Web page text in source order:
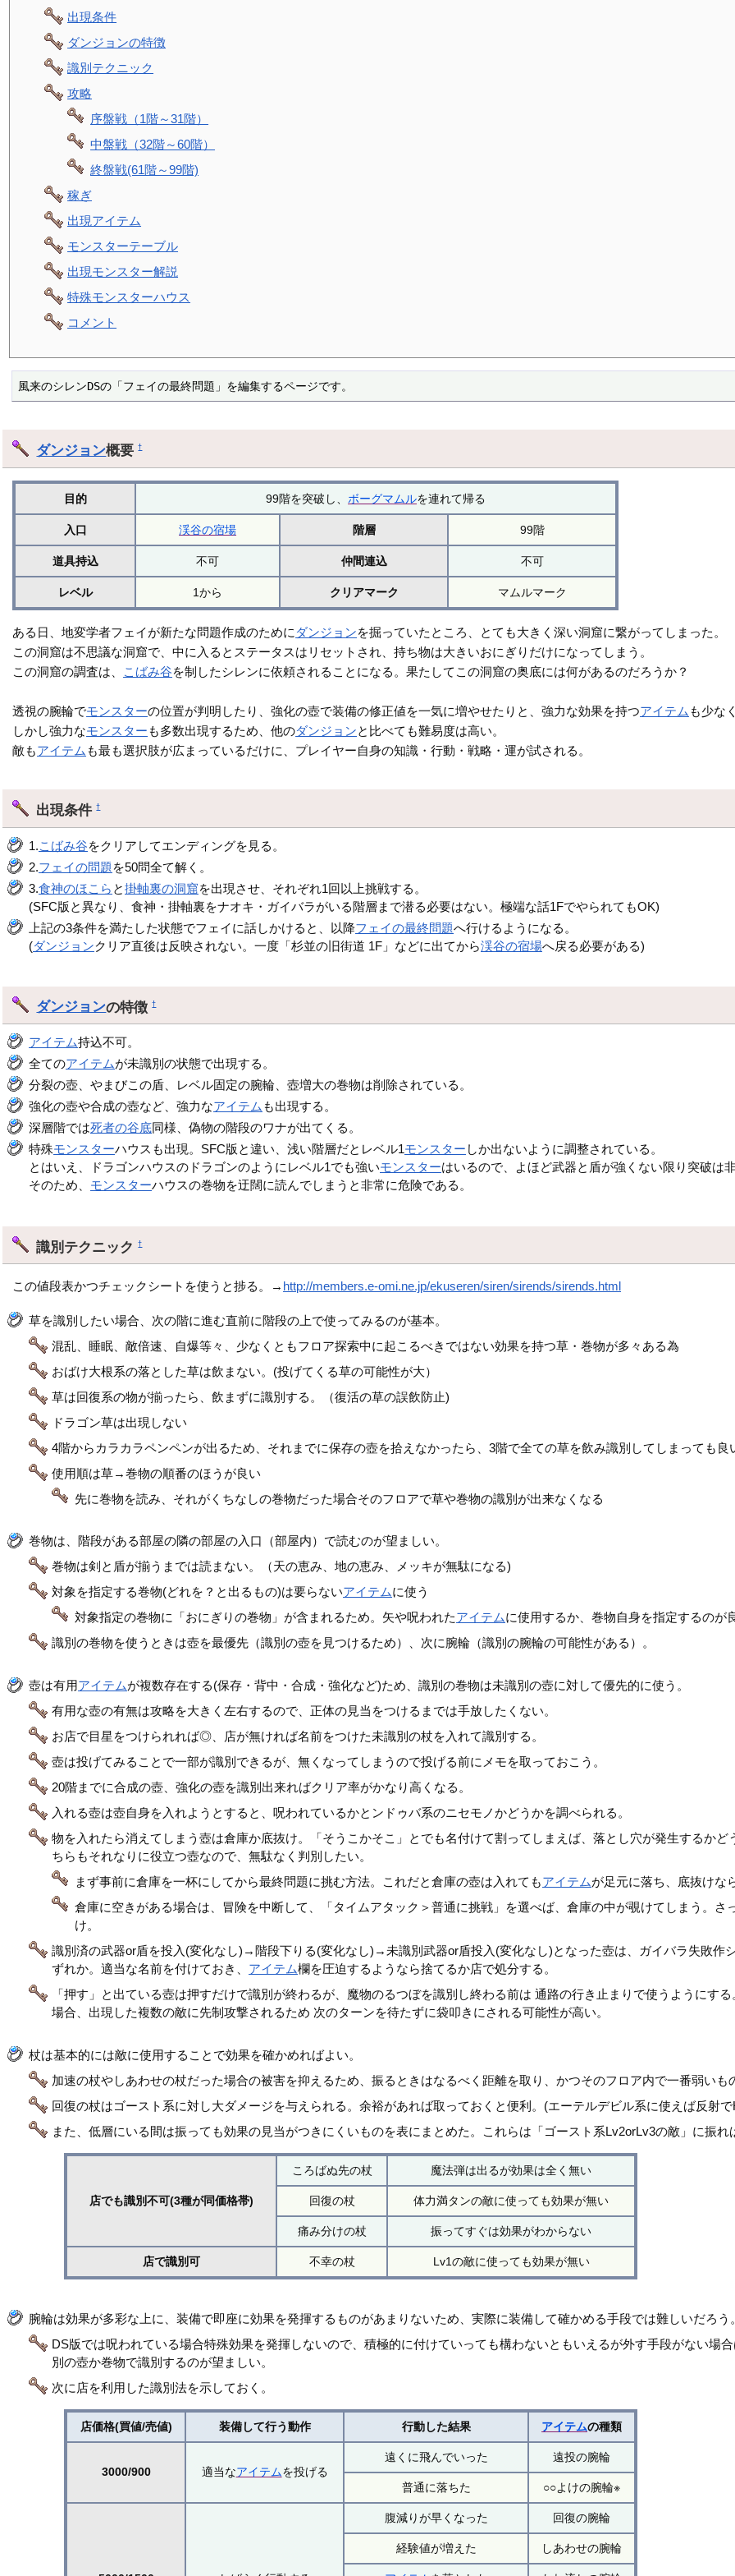
出現条件
ダンジョンの特徴
識別テクニック
攻略
序盤戦（1階～31階）
中盤戦（32階～60階）
終盤戦(61階～99階)
稼ぎ
出現アイテム
モンスターテーブル
出現モンスター解説
特殊モンスターハウス
コメント
風来のシレンDSの「フェイの最終問題」を編集するページです。
ダンジョン概要†
目的 99階を突破し、ボーグマムルを連れて帰る
入口 渓谷の宿場 階層 99階
道具持込 不可 仲間連込 不可
レベル 1から クリアマーク マムルマーク
ある日、地変学者フェイが新たな問題作成のために ダンジョンを掘っていたところ、とても大きく深い洞窟に繋がってしまった。
この洞窟は不思議な洞窟で、中に入るとステータスはリセットされ、持ち物は大きいおにぎりだけになってしまう。
この洞窟の調査は、
こばみ谷を制したシレンに依頼されることになる。果たしてこの洞窟の奥底には何があるのだろうか？
透視の腕輪でモンスターの位置が判明したり、強化の壺で装備の修正値を一気に増やせたりと、強力な効果を持つアイテム も少な
しかし強力なモンスターも多数出現するため、他のダンジョンと比べても難易度は高い。
敵もアイテム も最も選択肢が広まっているだけに、プレイヤー自身の知識・行動・戦略・運が試される。
出現条件†
1.こばみ谷をクリアしてエンディングを見る。
2.フェイの問題 を50問全て解く。
3.食神のほこら と掛軸裏の洞窟を出現させ、それぞれ1回以上挑戦する。
(SFC版と異なり、食神・掛軸裏をナオキ・ガイバラがいる階層まで潜る必要はない。極端な話1FでやられてもOK)
上記の3条件を満たした状態でフェイに話しかけると、以降フェイの最終問題へ行けるようになる。
(ダンジョンクリア直後は反映されない。一度「杉並の旧街道 1F」などに出てから渓谷の宿場へ戻る必要がある)
ダンジョンの特徴†
アイテム持込不可。
全てのアイテムが未識別の状態で出現する。
分裂の壺、やまびこの盾、レベル固定の腕輪、壺増大の巻物は削除されている。
強化の壺や合成の壺など、強力なアイテムも出現する。
深層階では死者の谷底同様、偽物の階段のワナが出てくる。
特殊モンスターハウスも出現。SFC版と違い、浅い階層だとレベル1モンスター しか出ないように調整されている。
とはいえ、ドラゴンハウスのドラゴンのようにレベル1でも強いモンスターはいるので、よほど武器と盾が強くない限り突破は
そのため、 モンスターハウスの巻物を迂闊に読んでしまうと非常に危険である。
識別テクニック†
この値段表かつチェックシートを使うと捗る。→ http://members.e-omi.ne.jp/ekuseren/siren/sirends/sirends.html
草を識別したい場合、次の階に進む直前に階段の上で使ってみるのが基本。
混乱、睡眠、敵倍速、自爆等々、少なくともフロア探索中に起こるべきではない効果を持つ草・巻物が多々ある為
おばけ大根系の落とした草は飲まない。(投げてくる草の可能性が大）
草は回復系の物が揃ったら、飲まずに識別する。（復活の草の誤飲防止)
ドラゴン草は出現しない
4階からカラカラペンペンが出るため、それまでに保存の壺を拾えなかったら、3階で全ての草を飲み識別してしまっても良
使用順は草→巻物の順番のほうが良い
先に巻物を読み、それがくちなしの巻物だった場合そのフロアで草や巻物の識別が出来なくなる
巻物は、階段がある部屋の隣の部屋の入口（部屋内）で読むのが望ましい。
巻物は剣と盾が揃うまでは読まない。（天の恵み、地の恵み、メッキが無駄になる)
対象を指定する巻物(どれを？と出るもの)は要らないアイテムに使う
対象指定の巻物に「おにぎりの巻物」が含まれるため。矢や呪われたアイテムに使用するか、巻物自身を指定するのが
識別の巻物を使うときは壺を最優先（識別の壺を見つけるため）、次に腕輪（識別の腕輪の可能性がある）。
壺は有用アイテムが複数存在する(保存・背中・合成・強化など)ため、識別の巻物は未識別の壺に対して優先的に使う。
有用な壺の有無は攻略を大きく左右するので、正体の見当をつけるまでは手放したくない。
お店で目星をつけられれば◎、店が無ければ名前をつけた未識別の杖を入れて識別する。
壺は投げてみることで一部が識別できるが、無くなってしまうので投げる前にメモを取っておこう。
20階までに合成の壺、強化の壺を識別出来ればクリア率がかなり高くなる。
入れる壺は壺自身を入れようとすると、呪われているかとンドゥバ系のニセモノかどうかを調べられる。
物を入れたら消えてしまう壺は倉庫か底抜け。「そうこかそこ」とでも名付けて割ってしまえば、落とし穴が発生するか
ちらもそれなりに役立つ壺なので、無駄なく判別したい。
まず事前に倉庫を一杯にしてから最終問題に挑む方法。これだと倉庫の壺は入れてもアイテムが足元に落ち、底抜けな
倉庫に空きがある場合は、冒険を中断して、「タイムアタック＞普通に挑戦」を選べば、倉庫の中が覗けてしまう。さ
け。
識別済の武器or盾を投入(変化なし)→階段下りる(変化なし)→未識別武器or盾投入(変化なし)となった壺は、ガイバラ失敗作
ずれか。適当な名前を付けておき、 アイテム欄を圧迫するようなら捨てるか店で処分する。
「押す」と出ている壺は押すだけで識別が終わるが、魔物のるつぼを識別し終わる前は 通路の行き止まりで使うようにす
場合、出現した複数の敵に先制攻撃されるため 次のターンを待たずに袋叩きにされる可能性が高い。
杖は基本的には敵に使用することで効果を確かめればよい。
加速の杖やしあわせの杖だった場合の被害を抑えるため、振るときはなるべく距離を取り、かつそのフロア内で一番弱いも
回復の杖はゴースト系に対し大ダメージを与えられる。余裕があれば取っておくと便利。(エーテルデビル系に使えば反射
また、低層にいる間は振っても効果の見当がつきにくいものを表にまとめた。これらは「ゴースト系Lv2orLv3の敵」に振れ
店でも識別不可(3種が同価格帯)
ころばぬ先の杖 魔法弾は出るが効果は全く無い
回復の杖 体力満タンの敵に使っても効果が無い
痛み分けの杖 振ってすぐは効果がわからない
店で識別可 不幸の杖 Lv1の敵に使っても効果が無い
腕輪は効果が多彩な上に、装備で即座に効果を発揮するものがあまりないため、実際に装備して確かめる手段では難しいだろう
DS版では呪われている場合特殊効果を発揮しないので、積極的に付けていっても構わないともいえるが外す手段がない場
別の壺か巻物で識別するのが望ましい。
次に店を利用した識別法を示しておく。
店価格(買値/売値) 装備して行う動作 行動した結果 アイテムの種類
3000/900 適当なアイテムを投げる
遠くに飛んでいった 遠投の腕輪
普通に落ちた ○○よけの腕輪※
腹減りが早くなった 回復の腕輪
経験値が増えた しあわせの腕輪